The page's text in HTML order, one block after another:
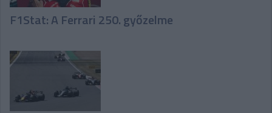
F1Stat: A Ferrari 250. győzelme